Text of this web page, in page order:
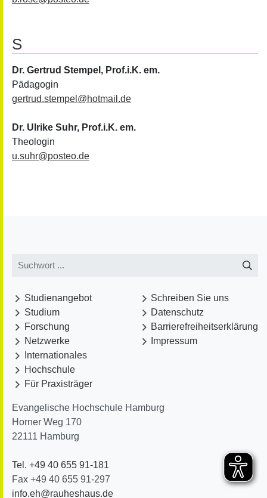
S
Dr. Gertrud Stempel , Prof.i.K. em.
Pädagogin
gertrud.stempel @hotmail.de
Dr. Ulrike Suhr, Prof.i.K. em.
Theologin
u.suhr@posteo.de
Studienangebot
Studium
Forschung
Netzwerke
Internationales
Hochschule
Für Praxisträger
Schreiben Sie uns
Datenschutz
Barrierefreiheitserklärung
Impressum
Evangelische Hochschule Hamburg
Horner Weg 170
22111 Hamburg
Tel. +49 40 655 91-181
Fax +49 40 655 91-297
info.eh@rauheshaus.de